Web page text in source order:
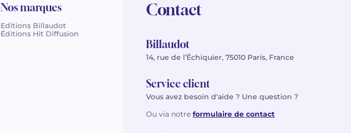
Nos marques
Editions Billaudot
Éditions Hit Diffusion
Contact
Billaudot
14, rue de l’Échiquier, 75010 Paris, France
Service client
Vous avez besoin d'aide ? Une question ?
Ou via notre formulaire de contact